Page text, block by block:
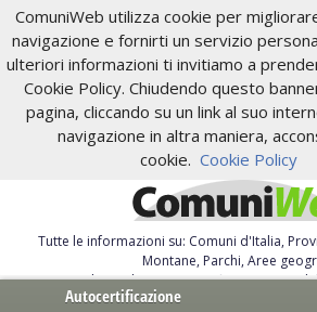
ComuniWeb utilizza cookie per
navigazione e fornirti un servizio
ulteriori informazioni ti invitiamo a
Cookie Policy. Chiudendo questo
pagina, cliccando su un link al suo
navigazione in altra maniera,
cookie. Cookie Policy
Tutte le informazioni su: Comuni d'Italia,
Montane, Parchi, Aree
Servizi al Cittadino. Autocertificazione,
Autocertificazione